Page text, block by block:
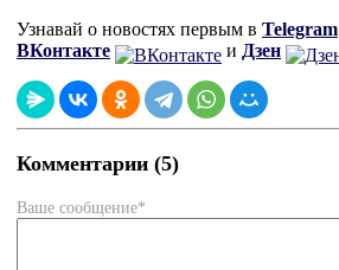
Узнавай о новостях первым в Telegram
ВКонтакте
и Дзен
Комментарии (5)
Ваше сообщение*